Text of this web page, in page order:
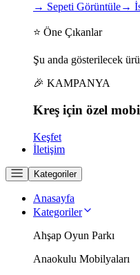
→ Sepeti Görüntüle→
⭐ Öne Çıkanlar
Şu anda gösterilecek
🎉 KAMPANYA
Kreş için özel
Keşfet
İletişim
Kategoriler
Anasayfa
Kategoriler
Ahşap Oyun Parkı
Anaokulu Mobilyaları